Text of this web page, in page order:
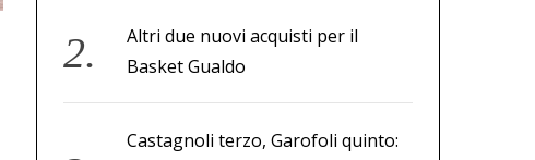
Altri due nuovi acquisti per il
Basket Gualdo
Castagnoli terzo, Garofoli quinto: